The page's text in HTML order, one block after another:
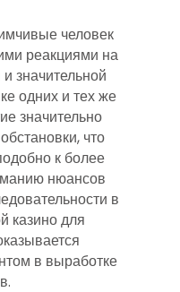
человек
реакциями на
значительной
одних и тех же
значительно
что
к более
нюансов
в
казино для
в выработке